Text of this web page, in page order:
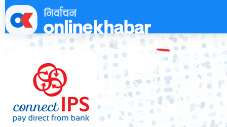
Skip
to
content